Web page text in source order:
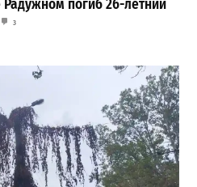
погиб 26-летний
3